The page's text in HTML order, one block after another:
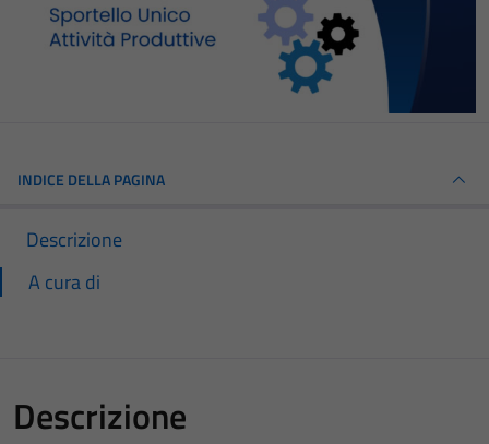
INDICE DELLA PAGINA
Descrizione
A cura di
Descrizione